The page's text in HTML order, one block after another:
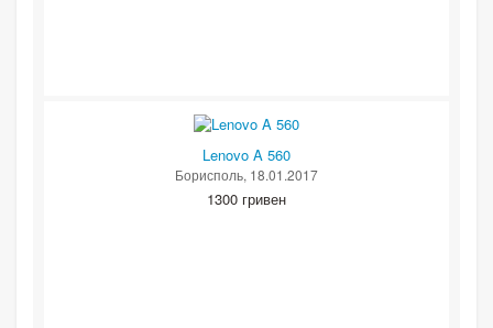
Lenovo A 560
Борисполь, 18.01.2017
1300 гривен